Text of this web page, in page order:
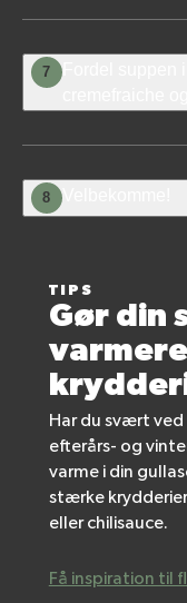
7
Fordel suppen i
8 Velbekomme!
TIPS
Gør din
Har du svært
efterårs- og
varme i din
stærke
eller chilisauce.
Få inspiration til